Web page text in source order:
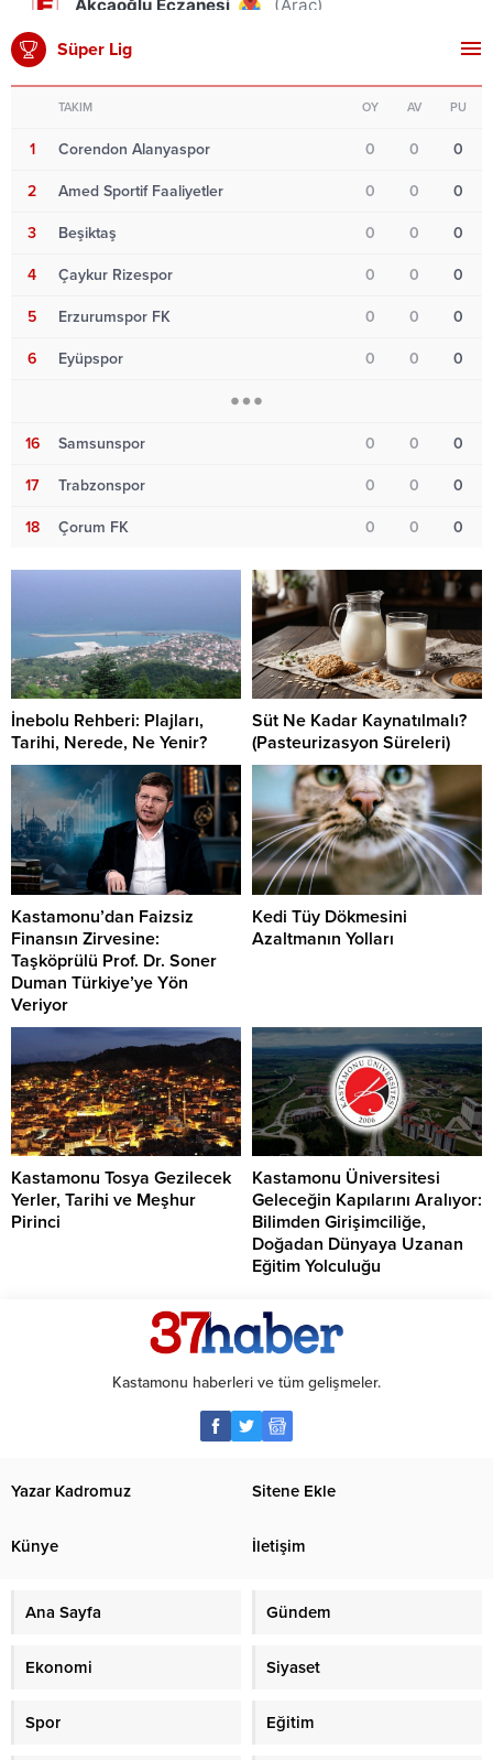
Süper Lig
TAKIM OY AV PU
1 Corendon Alanyaspor 0 0 0
2 Amed Sportif Faaliyetler 0 0 0
3 Beşiktaş 0 0 0
4 Çaykur Rizespor 0 0 0
5 Erzurumspor FK 0 0 0
6 Eyüpspor 0 0 0
16 Samsunspor 0 0 0
17 Trabzonspor 0 0 0
18 Çorum FK 0 0 0
İnebolu Rehberi: Plajları,
Tarihi, Nerede, Ne Yenir?
Süt Ne Kadar Kaynatılmalı?
(Pasteurizasyon Süreleri)
Kastamonu’dan Faizsiz
Finansın Zirvesine:
Taşköprülü Prof. Dr. Soner
Duman Türkiye’ye Yön
Veriyor
Kedi Tüy Dökmesini
Azaltmanın Yolları
Kastamonu Tosya Gezilecek
Yerler, Tarihi ve Meşhur
Pirinci
Kastamonu Üniversitesi
Geleceğin Kapılarını Aralıyor:
Bilimden Girişimciliğe,
Doğadan Dünyaya Uzanan
Eğitim Yolculuğu
Kastamonu haberleri ve tüm gelişmeler.
Yazar Kadromuz Sitene Ekle
Künye İletişim
Ana Sayfa Gündem
Ekonomi Siyaset
Spor Eğitim